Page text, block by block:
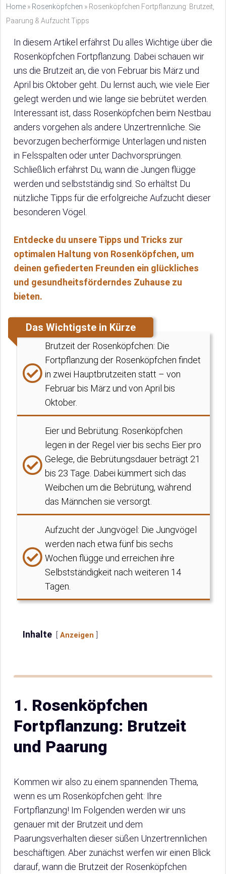
Home » Rosenköpfchen » Rosenköpfchen Fortpflanzung: Brutzeit,
Paarung & Aufzucht Tipps
In diesem Artikel erfährst Du alles Wichtige über die
Rosenköpfchen Fortpflanzung. Dabei schauen wir
uns die Brutzeit an, die von Februar bis März und
April bis Oktober geht. Du lernst auch, wie viele Eier
gelegt werden und wie lange sie bebrütet werden.
Interessant ist, dass Rosenköpfchen beim Nestbau
anders vorgehen als andere Unzertrennliche. Sie
bevorzugen becherförmige Unterlagen und nisten
in Felsspalten oder unter Dachvorsprüngen.
Schließlich erfährst Du, wann die Jungen flügge
werden und selbstständig sind. So erhältst Du
nützliche Tipps für die erfolgreiche Aufzucht dieser
besonderen Vögel.
Entdecke du unsere Tipps und Tricks zur
optimalen Haltung von Rosenköpfchen, um
deinen gefiederten Freunden ein glückliches
und gesundheitsförderndes Zuhause zu
bieten.
Das Wichtigste in Kürze
Brutzeit der Rosenköpfchen: Die
Fortpflanzung der Rosenköpfchen findet
in zwei Hauptbrutzeiten statt – von
Februar bis März und von April bis
Oktober.
Eier und Bebrütung: Rosenköpfchen
legen in der Regel vier bis sechs Eier pro
Gelege, die Bebrütungsdauer beträgt 21
bis 23 Tage. Dabei kümmert sich das
Weibchen um die Bebrütung, während
das Männchen sie versorgt.
Aufzucht der Jungvögel: Die Jungvögel
werden nach etwa fünf bis sechs
Wochen flügge und erreichen ihre
Selbstständigkeit nach weiteren 14
Tagen.
Inhalte Anzeigen
1. Rosenköpfchen
Fortpflanzung: Brutzeit
und Paarung
Kommen wir also zu einem spannenden Thema,
wenn es um Rosenköpfchen geht: Ihre
Fortpflanzung! Im Folgenden werden wir uns
genauer mit der Brutzeit und dem
Paarungsverhalten dieser süßen Unzertrennlichen
beschäftigen. Aber zunächst werfen wir einen Blick
darauf, wann die Brutzeit der Rosenköpfchen